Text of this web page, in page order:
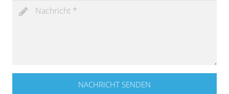
NACHRICHT SENDEN